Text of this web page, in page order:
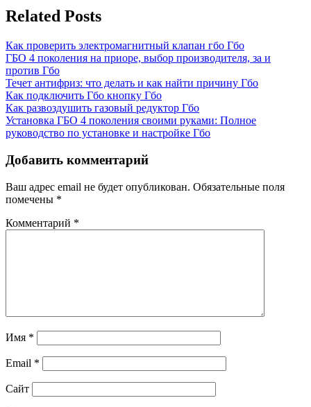
Related Posts
Как проверить электромагнитный клапан гбо Гбо
ГБО 4 поколения на приоре, выбор производителя, за и
против Гбо
Течет антифриз: что делать и как найти причину Гбо
Как подключить Гбо кнопку Гбо
Как развоздушить газовый редуктор Гбо
Установка ГБО 4 поколения своими руками: Полное
руководство по установке и настройке Гбо
Добавить комментарий
Ваш адрес email не будет опубликован. Обязательные поля
помечены *
Комментарий *
Имя *
Email *
Сайт